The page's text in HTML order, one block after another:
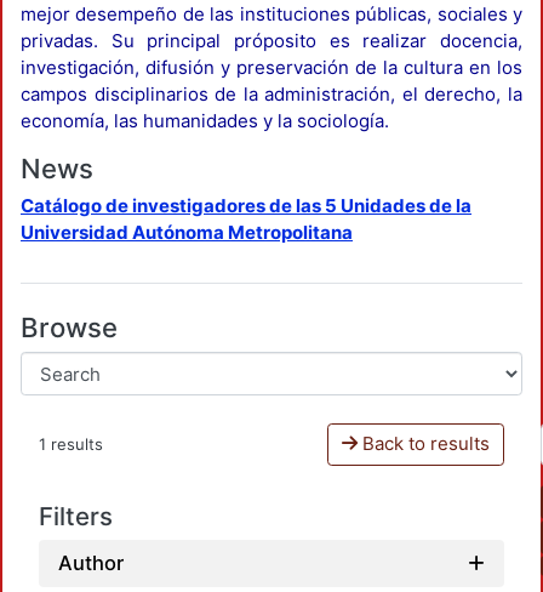
mejor desempeño de las instituciones públicas, sociales y
privadas. Su principal próposito es realizar docencia,
investigación, difusión y preservación de la cultura en los
campos disciplinarios de la administración, el derecho, la
economía, las humanidades y la sociología.
News
Catálogo de investigadores de las 5 Unidades de la
Universidad Autónoma Metropolitana
Browse
1 results Back to results
Filters
Author